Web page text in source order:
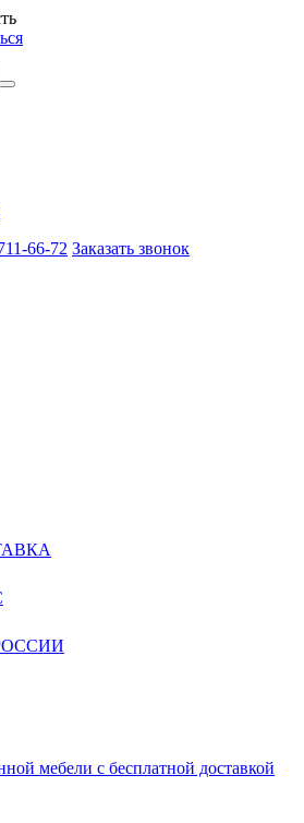
66-72 Заказать звонок
мебели с бесплатной доставкой